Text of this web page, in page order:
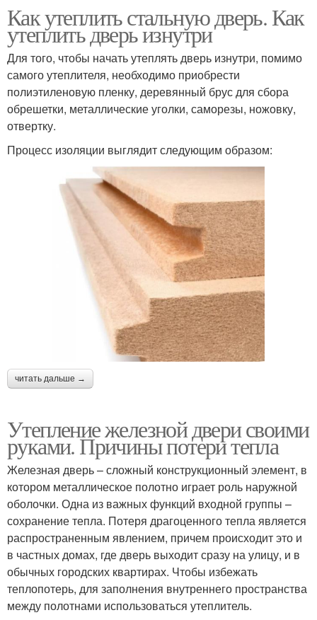
Как утеплить стальную дверь. Как
утеплить дверь изнутри
Для того, чтобы начать утеплять дверь изнутри, помимо
самого утеплителя, необходимо приобрести
полиэтиленовую пленку, деревянный брус для сбора
обрешетки, металлические уголки, саморезы, ножовку,
отвертку.
Процесс изоляции выглядит следующим образом:
читать дальше →
Утепление железной двери своими
руками. Причины потери тепла
Железная дверь – сложный конструкционный элемент, в
котором металлическое полотно играет роль наружной
оболочки. Одна из важных функций входной группы –
сохранение тепла. Потеря драгоценного тепла является
распространенным явлением, причем происходит это и
в частных домах, где дверь выходит сразу на улицу, и в
обычных городских квартирах. Чтобы избежать
теплопотерь, для заполнения внутреннего пространства
между полотнами использоваться утеплитель.